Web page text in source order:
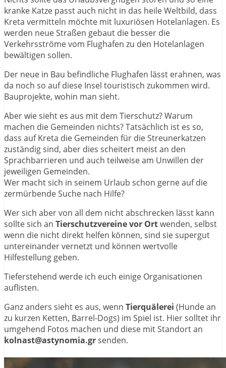
kranke Katze passt auch nicht in das heile Weltbild, dass
Kreta vermitteln möchte mit luxuriösen Hotelanlagen. Es
werden neue Straßen gebaut die besser die
Verkehrsströme vom Flughafen zu den Hotelanlagen
bewältigen sollen.
Der neue in Bau befindliche Flughafen lässt erahnen, was
da noch so auf diese Insel touristisch zukommen wird.
Bauprojekte, wohin man sieht.
Aber wie sieht es aus mit dem Tierschutz? Warum
machen die Gemeinden nichts? Tatsächlich ist es so,
dass auf Kreta die Gemeinden für die Streunerkatzen
zuständig sind, aber dies scheitert meist an den
Sprachbarrieren und auch teilweise am Unwillen der
jeweiligen Gemeinden.
Wer macht sich in seinem Urlaub schon gerne auf die
zermürbende Suche nach Hilfe?
Wer sich aber von all dem nicht abschrecken lässt kann
sollte sich an Tierschutzvereine vor Ortwenden, selbst
wenn die nicht direkt helfen können, sind sie supergut
untereinander vernetzt und können wertvolle
Hilfestellung geben.
Tieferstehend werde ich euch einige Organisationen
auflisten.
Ganz anders sieht es aus, wenn Tierquälerei (Hunde an
zu kurzen Ketten, Barrel-Dogs) im Spiel ist. Hier solltet ihr
umgehend Fotos machen und diese mit Standort an
kolnast@astynomia.grsenden.